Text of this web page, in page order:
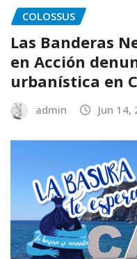
COLOSSUS
Las Banderas
en Acción
urbanística en
admin Jun 14,